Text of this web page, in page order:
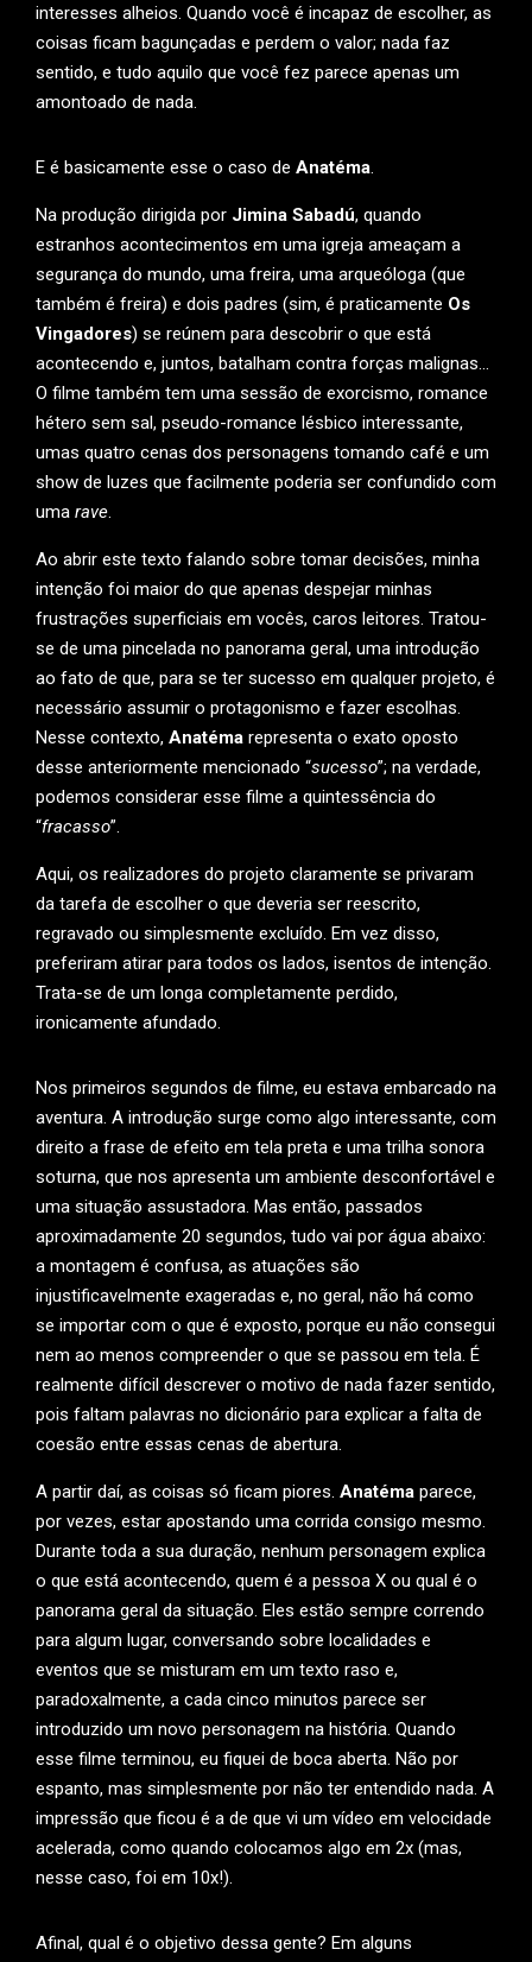
interesses alheios. Quando você é incapaz de escolher, as
coisas ficam bagunçadas e perdem o valor; nada faz
sentido, e tudo aquilo que você fez parece apenas um
amontoado de nada.
E é basicamente esse o caso de Anatéma.
Na produção dirigida por Jimina Sabadú, quando
estranhos acontecimentos em uma igreja ameaçam a
segurança do mundo, uma freira, uma arqueóloga (que
também é freira) e dois padres (sim, é praticamente Os
Vingadores) se reúnem para descobrir o que está
acontecendo e, juntos, batalham contra forças malignas…
O filme também tem uma sessão de exorcismo, romance
hétero sem sal, pseudo-romance lésbico interessante,
umas quatro cenas dos personagens tomando café e um
show de luzes que facilmente poderia ser confundido com
uma rave.
Ao abrir este texto falando sobre tomar decisões, minha
intenção foi maior do que apenas despejar minhas
frustrações superficiais em vocês, caros leitores. Tratou-
se de uma pincelada no panorama geral, uma introdução
ao fato de que, para se ter sucesso em qualquer projeto, é
necessário assumir o protagonismo e fazer escolhas.
Nesse contexto, Anatéma representa o exato oposto
desse anteriormente mencionado “sucesso”; na verdade,
podemos considerar esse filme a quintessência do
“fracasso”.
Aqui, os realizadores do projeto claramente se privaram
da tarefa de escolher o que deveria ser reescrito,
regravado ou simplesmente excluído. Em vez disso,
preferiram atirar para todos os lados, isentos de intenção.
Trata-se de um longa completamente perdido,
ironicamente afundado.
Nos primeiros segundos de filme, eu estava embarcado na
aventura. A introdução surge como algo interessante, com
direito a frase de efeito em tela preta e uma trilha sonora
soturna, que nos apresenta um ambiente desconfortável e
uma situação assustadora. Mas então, passados
aproximadamente 20 segundos, tudo vai por água abaixo:
a montagem é confusa, as atuações são
injustificavelmente exageradas e, no geral, não há como
se importar com o que é exposto, porque eu não consegui
nem ao menos compreender o que se passou em tela. É
realmente difícil descrever o motivo de nada fazer sentido,
pois faltam palavras no dicionário para explicar a falta de
coesão entre essas cenas de abertura.
A partir daí, as coisas só ficam piores. Anatéma parece,
por vezes, estar apostando uma corrida consigo mesmo.
Durante toda a sua duração, nenhum personagem explica
o que está acontecendo, quem é a pessoa X ou qual é o
panorama geral da situação. Eles estão sempre correndo
para algum lugar, conversando sobre localidades e
eventos que se misturam em um texto raso e,
paradoxalmente, a cada cinco minutos parece ser
introduzido um novo personagem na história. Quando
esse filme terminou, eu fiquei de boca aberta. Não por
espanto, mas simplesmente por não ter entendido nada. A
impressão que ficou é a de que vi um vídeo em velocidade
acelerada, como quando colocamos algo em 2x (mas,
nesse caso, foi em 10x!).
Afinal, qual é o objetivo dessa gente? Em alguns